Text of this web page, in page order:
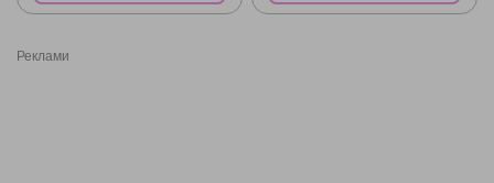
Реклами